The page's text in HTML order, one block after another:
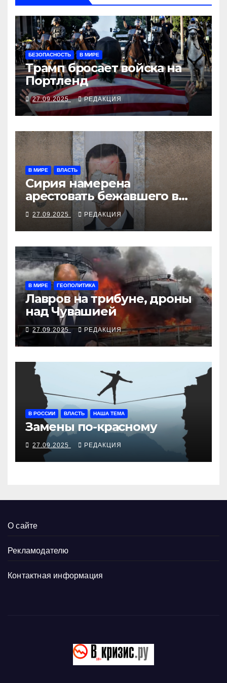
БЕЗОПАСНОСТЬ В МИРЕ
Трамп бросает войска на
Портленд
27.09.2025 РЕДАКЦИЯ
В МИРЕ ВЛАСТЬ
Сирия намерена
арестовать бежавшего в
Москву экс-диктатора
27.09.2025 РЕДАКЦИЯ
В МИРЕ ГЕОПОЛИТИКА
Лавров на трибуне, дроны
над Чувашией
27.09.2025 РЕДАКЦИЯ
В РОССИИ ВЛАСТЬ НАША ТЕМА
Замены по-красному
27.09.2025 РЕДАКЦИЯ
О сайте
Рекламодателю
Контактная информация